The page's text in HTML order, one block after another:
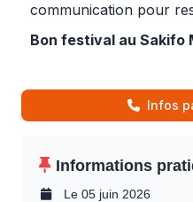
communication pour
Bon festival au Sakifo
Infos
Informations
Le 05 juin 2026